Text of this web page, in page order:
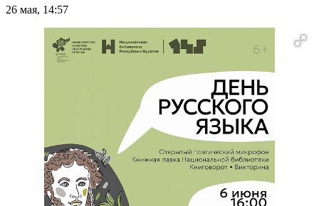
26 мая, 14:57